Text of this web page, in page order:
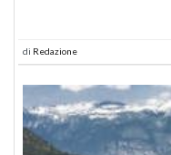
di Redazione